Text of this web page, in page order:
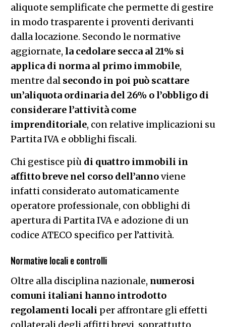
aliquote semplificate che permette di gestire
in modo trasparente i proventi derivanti
dalla locazione. Secondo le normative
aggiornate, la cedolare secca al 21% si
applica di norma al primo immobile,
mentre dal secondo in poi può scattare
un’aliquota ordinaria del 26% o l’obbligo di
considerare l’attività come
imprenditoriale, con relative implicazioni su
Partita IVA e obblighi fiscali.
Chi gestisce più di quattro immobili in
affitto breve nel corso dell’annoviene
infatti considerato automaticamente
operatore professionale, con obblighi di
apertura di Partita IVA e adozione di un
codice ATECO specifico per l’attività.
Normative locali e controlli
Oltre alla disciplina nazionale, numerosi
comuni italiani hanno introdotto
regolamenti locali per affrontare gli effetti
collaterali degli affitti brevi, soprattutto